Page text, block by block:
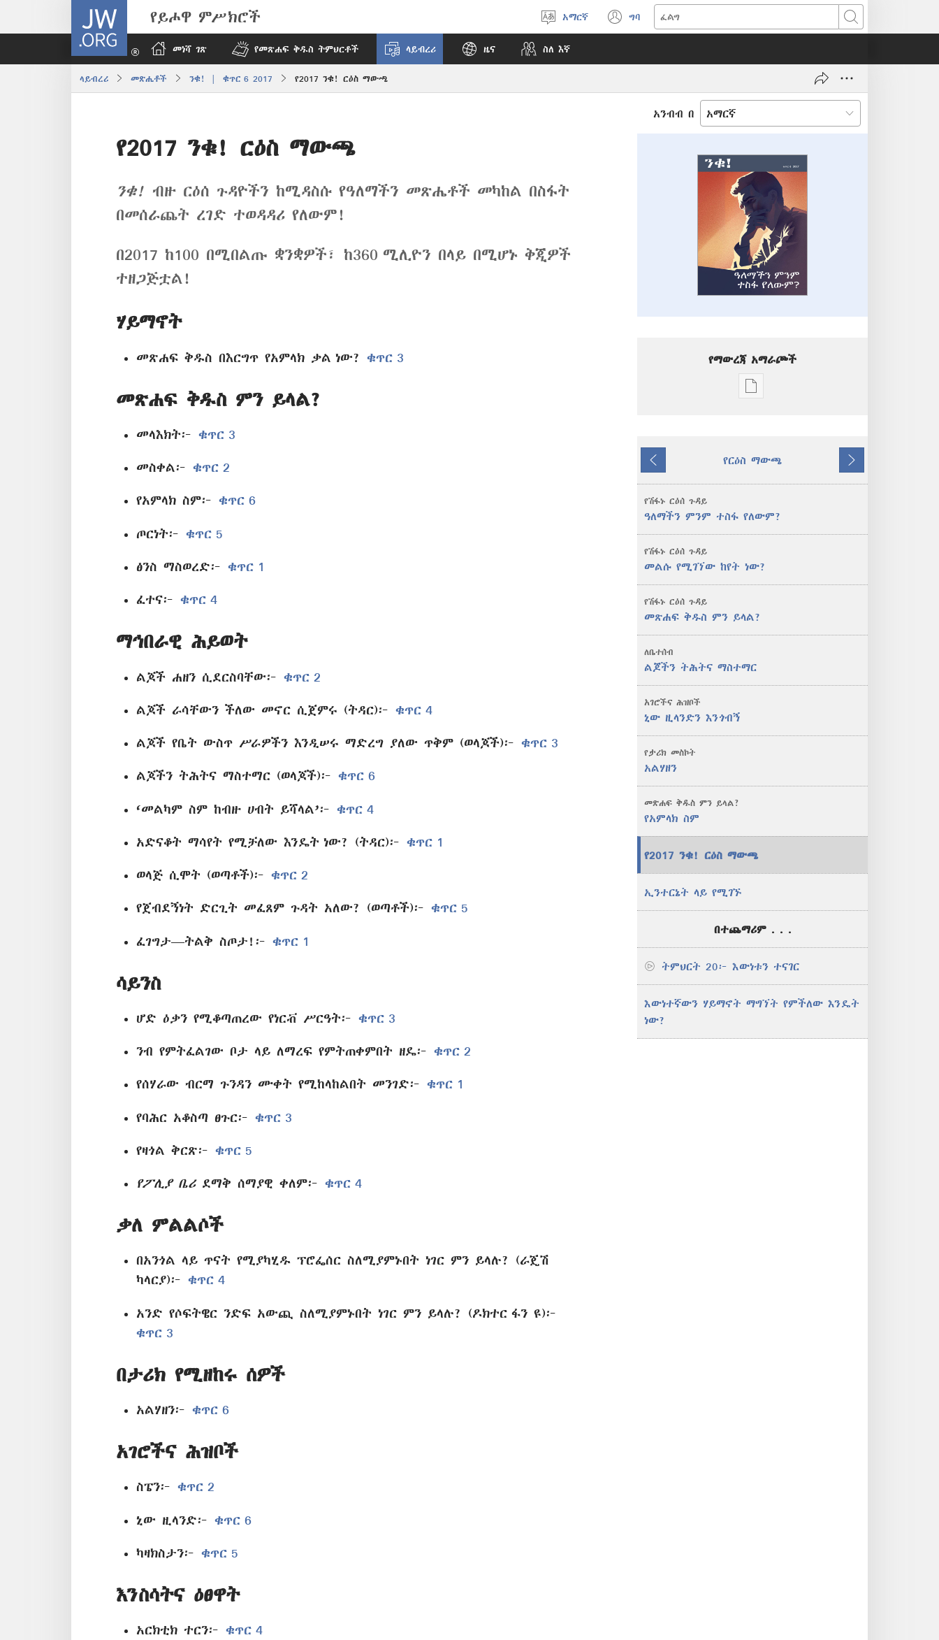
JW.ORG የይሖዋ ምሥክሮች
ቋንቋ
አማርኛ ግባ
(አዲስ
ፈልግ
መነሻ ገጽ የመጽሐፍ ቅዱስ ትምህርቶች ላይብረሪ ዜና ስለ እኛ
ላይብረሪ መጽሔቶች ንቁ! | ቁጥር 6 2017 የ2017 ንቁ! ርዕስ ማውጫ
አንብብ በ
የ2017 ንቁ! ርዕስ ማውጫ
ንቁ! ብዙ ርዕሰ ጉዳዮችን ከሚዳስሱ የዓለማችን መጽሔቶች መካከል በስፋት
በመሰራጨት ረገድ ተወዳዳሪ የለውም!
በ2017 ከ100 በሚበልጡ ቋንቋዎች፣ ከ360 ሚሊዮን በላይ በሚሆኑ ቅጂዎች
ተዘጋጅቷል!
ሃይማኖት
መጽሐፍ ቅዱስ በእርግጥ የአምላክ ቃል ነው? ቁጥር 3
መጽሐፍ ቅዱስ ምን ይላል?
መላእክት፦ ቁጥር 3
መስቀል፦ ቁጥር 2
የአምላክ ስም፦ ቁጥር 6
ጦርነት፦ ቁጥር 5
ፅንስ ማስወረድ፦ ቁጥር 1
ፈተና፦ ቁጥር 4
ማኅበራዊ ሕይወት
ልጆች ሐዘን ሲደርስባቸው፦ ቁጥር 2
ልጆች ራሳቸውን ችለው መኖር ሲጀምሩ (ትዳር)፦ ቁጥር 4
ልጆች የቤት ውስጥ ሥራዎችን እንዲሠሩ ማድረግ ያለው ጥቅም (ወላጆች)፦ ቁጥር 3
ልጆችን ትሕትና ማስተማር (ወላጆች)፦ ቁጥር 6
‘መልካም ስም ከብዙ ሀብት ይሻላል’፦ ቁጥር 4
አድናቆት ማሳየት የሚቻለው እንዴት ነው? (ትዳር)፦ ቁጥር 1
ወላጅ ሲሞት (ወጣቶች)፦ ቁጥር 2
የጀብደኝነት ድርጊት መፈጸም ጉዳት አለው? (ወጣቶች)፦ ቁጥር 5
ፈገግታ—ትልቅ ስጦታ!፦ ቁጥር 1
ሳይንስ
ሆድ ዕቃን የሚቆጣጠረው የነርቭ ሥርዓት፦ ቁጥር 3
ንብ የምትፈልገው ቦታ ላይ ለማረፍ የምትጠቀምበት ዘዴ፦ ቁጥር 2
የሰሃራው ብርማ ጉንዳን ሙቀት የሚከላከልበት መንገድ፦ ቁጥር 1
የባሕር አቆስጣ ፀጉር፦ ቁጥር 3
የዛጎል ቅርጽ፦ ቁጥር 5
የፖሊያ ቤሪደማቅ ሰማያዊ ቀለም፦ ቁጥር 4
ቃለ ምልልሶች
በአንጎል ላይ ጥናት የሚያካሂዱ ፕሮፌሰር ስለሚያምኑበት ነገር ምን ይላሉ? (ራጄሽ
ካላርያ)፦ ቁጥር 4
አንድ የሶፍትዌር ንድፍ አውጪ ስለሚያምኑበት ነገር ምን ይላሉ? (ዶክተር ፋን ዩ)፦
ቁጥር 3
በታሪክ የሚዘከሩ ሰዎች
አልሃዘን፦ ቁጥር 6
አገሮችና ሕዝቦች
ስፔን፦ ቁጥር 2
ኒው ዚላንድ፦ ቁጥር 6
ካዛክስታን፦ ቁጥር 5
እንስሳትና ዕፀዋት
አርክቲክ ተርን፦ ቁጥር 4
የማውረጃ አማራጮች
የሕትመት
አማራጮች
ምንም
ተመለስ
የርዕስ ማውጫ
ቀጥል
የሽፋኑ ርዕሰ ጉዳይ
ዓለማችን ምንም ተስፋ የለውም?
የሽፋኑ ርዕሰ ጉዳይ
መልሱ የሚገኘው ከየት ነው?
የሽፋኑ ርዕሰ ጉዳይ
መጽሐፍ ቅዱስ ምን ይላል?
ለቤተሰብ
ልጆችን ትሕትና ማስተማር
አገሮችና ሕዝቦች
ኒው ዚላንድን እንጎብኝ
የታሪክ መስኮት
አልሃዘን
መጽሐፍ ቅዱስ ምን ይላል?
የአምላክ ስም
የ2017 ንቁ! ርዕስ ማውጫ
ኢንተርኔት ላይ የሚገኙ
በተጨማሪም . . .
ትምህርት 20፦ እውነቱን ተናገር
እውነተኛውን ሃይማኖት ማግኘት የምችለው እንዴት
ነው?